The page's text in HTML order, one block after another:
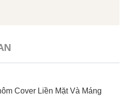
Cover Liền Mặt Và Máng